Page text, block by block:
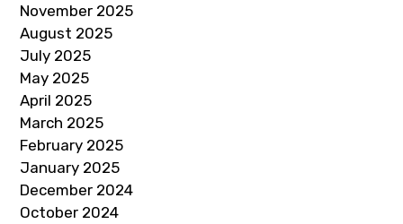
November 2025
August 2025
July 2025
May 2025
April 2025
March 2025
February 2025
January 2025
December 2024
October 2024